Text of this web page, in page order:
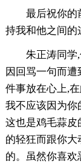
最后祝你的
持我和他之间的
朱正涛同学
因回骂一句而
件事放在心上,
我不应该因为你
这也是鸡毛蒜皮
的轻狂而跟你
的。虽然你喜